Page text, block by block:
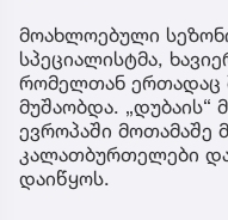
მოახლოებული
სპეციალისტმა,
რომელთან ერთადაც
მუშაობდა. „დუბაის“
ევროპაში მოთამაშე
კალათბურთელები
დაიწყოს.